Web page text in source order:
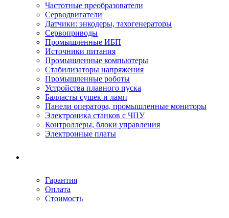
Частотные преобразователи
Серводвигатели
Датчики: энкодеры, тахогенераторы
Сервоприводы
Промышленные ИБП
Источники питания
Промышленные компьютеры
Стабилизаторы напряжения
Промышленные роботы
Устройства плавного пуска
Балласты сушек и ламп
Панели оператора, промышленные мониторы
Электроника станков с ЧПУ
Контроллеры, блоки управления
Электронные платы
Гарантия
Оплата
Стоимость